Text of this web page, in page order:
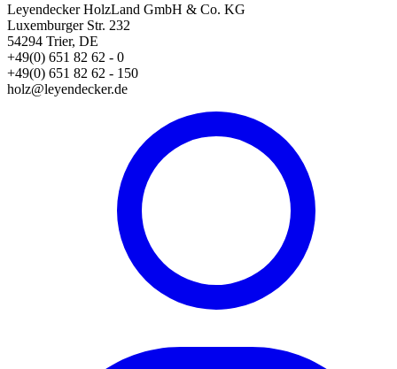
Leyendecker HolzLand GmbH & Co. KG
Luxemburger Str. 232
54294 Trier, DE
+49(0) 651 82 62 - 0
+49(0) 651 82 62 - 150
holz@leyendecker.de